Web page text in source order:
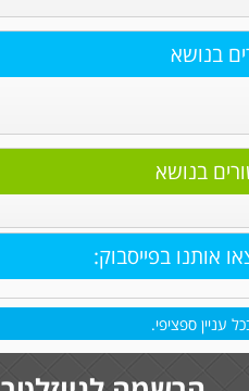
בנושא
בנושא
אותנו בפייסבוק:
עניין ספציפי.